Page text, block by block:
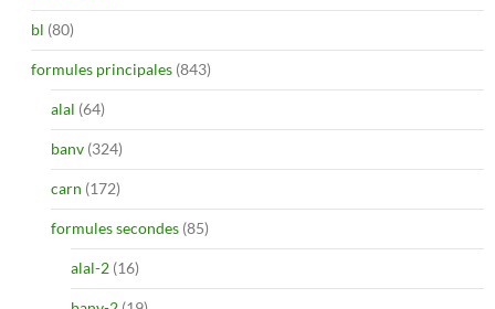
bl (80)
formules principales (843)
alal (64)
banv (324)
carn (172)
formules secondes (85)
alal-2 (16)